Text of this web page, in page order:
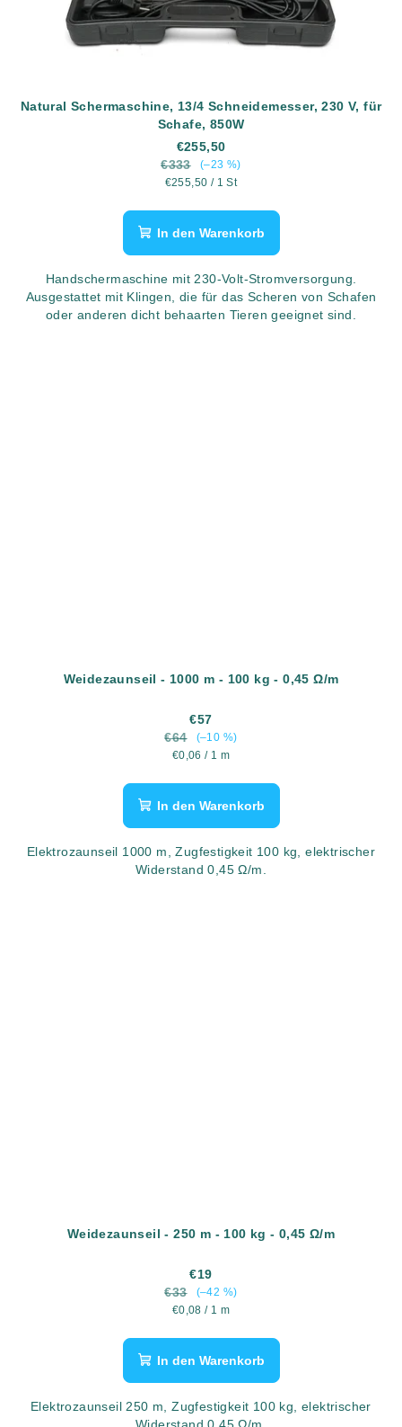
Natural Schermaschine, 13/4 Schneidemesser, 230 V, für
Schafe, 850W
€255,50
€333
(–23 %)
Verkaufspreis:
€255,50 / 1 St
In den Warenkorb
Handschermaschine mit 230-Volt-Stromversorgung.
Ausgestattet mit Klingen, die für das Scheren von Schafen
oder anderen dicht behaarten Tieren geeignet sind.
Weidezaunseil - 1000 m - 100 kg - 0,45 Ω/m
€57
€64
(–10 %)
Verkaufspreis:
€0,06 / 1 m
In den Warenkorb
Elektrozaunseil 1000 m, Zugfestigkeit 100 kg, elektrischer
Widerstand 0,45 Ω/m.
Weidezaunseil - 250 m - 100 kg - 0,45 Ω/m
€19
€33
(–42 %)
Verkaufspreis:
€0,08 / 1 m
In den Warenkorb
Elektrozaunseil 250 m, Zugfestigkeit 100 kg, elektrischer
Widerstand 0,45 Ω/m.